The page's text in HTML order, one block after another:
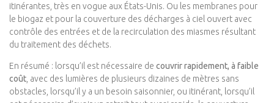
itinérantes, très en vogue aux États-Unis. Ou les membranes pour
le biogaz et pour la couverture des décharges à ciel ouvert avec
contrôle des entrées et de la recirculation des miasmes résultant
du traitement des déchets.
En résumé : lorsqu’il est nécessaire de couvrir rapidement, à faible
coût , avec des lumières de plusieurs dizaines de mètres sans
obstacles, lorsqu’il y a un besoin saisonnier, ou itinérant, lorsqu’il